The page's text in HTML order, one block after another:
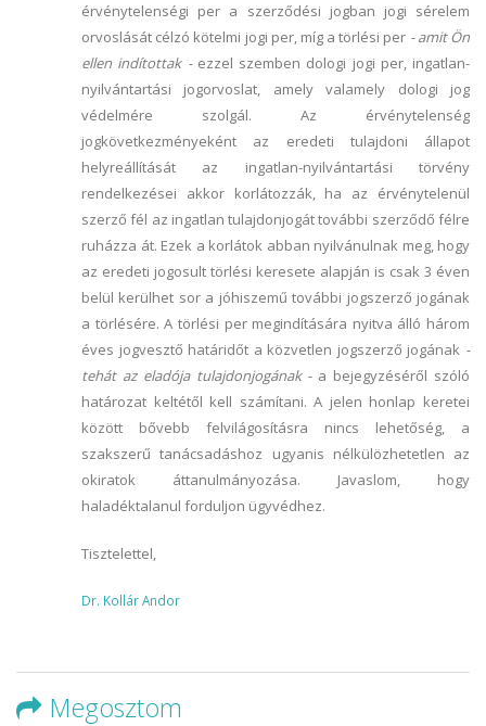
érvénytelenségi per a szerződési jogban jogi sérelem
orvoslását célzó kötelmi jogi per, míg a törlési per - amit Ön
ellen indítottak -ezzel szemben dologi jogi per, ingatlan-
nyilvántartási jogorvoslat, amely valamely dologi jog
védelmére szolgál. Az érvénytelenség
jogkövetkezményeként az eredeti tulajdoni állapot
helyreállítását az ingatlan-nyilvántartási törvény
rendelkezései akkor korlátozzák, ha az érvénytelenül
szerző fél az ingatlan tulajdonjogát további szerződő félre
ruházza át. Ezek a korlátok abban nyilvánulnak meg, hogy
az eredeti jogosult törlési keresete alapján is csak 3 éven
belül kerülhet sor a jóhiszemű további jogszerző jogának
a törlésére. A törlési per megindítására nyitva álló három
éves jogvesztő határidőt a közvetlen jogszerző jogának -
tehát az eladója tulajdonjogának -a bejegyzéséről szóló
határozat keltétől kell számítani. A jelen honlap keretei
között bővebb felvilágosításra nincs lehetőség, a
szakszerű tanácsadáshoz ugyanis nélkülözhetetlen az
okiratok áttanulmányozása. Javaslom, hogy
haladéktalanul forduljon ügyvédhez.
Tisztelettel,
Dr. Kollár Andor
Megosztom